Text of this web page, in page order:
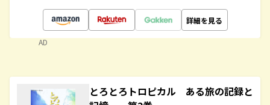
詳細を見る
AD
とろとろトロピカル ある旅の記録と